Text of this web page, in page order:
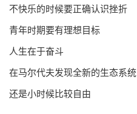
不快乐的时候要正确认识挫折
青年时期要有理想目标
人生在于奋斗
在马尔代夫发现全新的生态系统
还是小时候比较自由